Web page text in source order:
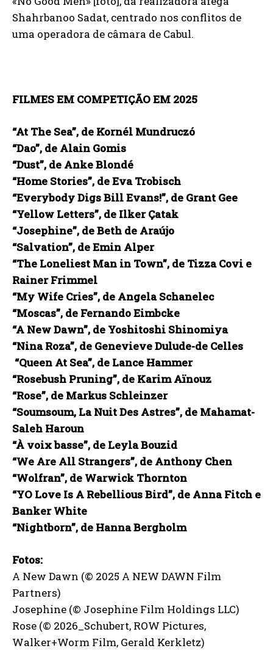
Shahrbanoo Sadat, centrado nos conflitos de
uma operadora de câmara de Cabul.
FILMES EM COMPETIÇÃO EM 2025
“At The Sea”, de Kornél Mundruczó
“Dao”, de Alain Gomis
“Dust”, de Anke Blondé
“Home Stories”, de Eva Trobisch
“Everybody Digs Bill Evans!”, de Grant Gee
“Yellow Letters”, de Ilker Çatak
“Josephine”, de Beth de Araújo
“Salvation”, de Emin Alper
“The Loneliest Man in Town”, de Tizza Covi e
Rainer Frimmel
“My Wife Cries”, de Angela Schanelec
“Moscas”, de Fernando Eimbcke
“A New Dawn”, de Yoshitoshi Shinomiya
“Nina Roza”, de Genevieve Dulude-de Celles
“Queen At Sea”, de Lance Hammer
“Rosebush Pruning”, de Karim Aïnouz
“Rose”, de Markus Schleinzer
“Soumsoum, La Nuit Des Astres”, de Mahamat-
Saleh Haroun
“À voix basse”, de Leyla Bouzid
“We Are All Strangers”, de Anthony Chen
“Wolfran”, de Warwick Thornton
“YO Love Is A Rebellious Bird”, de Anna Fitch e
Banker White
“Nightborn”, de Hanna Bergholm
Fotos:
A New Dawn (© 2025 A NEW DAWN Film
Partners)
Josephine (© Josephine Film Holdings LLC)
Rose (© 2026_Schubert, ROW Pictures,
Walker+Worm Film, Gerald Kerkletz)